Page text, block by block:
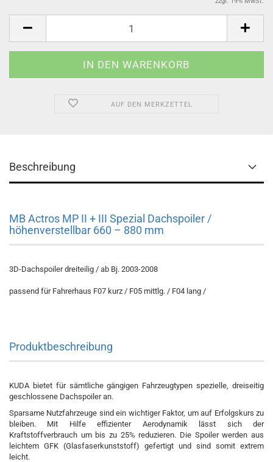
AUF DEN MERKZETTEL
Beschreibung
MB Actros MP II + III Spezial Dachspoiler /
höhenverstellbar 660 – 880 mm
3D-Dachspoiler dreiteilig / ab Bj. 2003-2008
passend für Fahrerhaus F07 kurz / F05 mittlg. / F04 lang /
Produktbeschreibung
KUDA bietet für sämtliche gängigen Fahrzeugtypen spezielle, dreiseitig
geschlossene Dachspoiler an.
Sparsame Nutzfahrzeuge sind ein wichtiger Faktor, um auf Erfolgskurs zu
bleiben. Mit Hilfe effizienter Aerodynamik lässt sich der
Kraftstoffverbrauch um bis zu 25% reduzieren. Die Spoiler werden aus
leichtem GFK (Glasfaserkunststoff) gefertigt und sind somit extrem
leicht.